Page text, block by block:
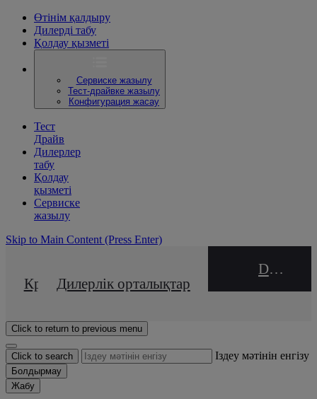
Өтінім қалдыру
Дилерді табу
Қолдау қызметі
Сервиске жазылу
Тест-драйвке жазылу
Конфигурация жасау
Тест
Драйв
Дилерлер
табу
Қолдау
қызметі
Сервиске
жазылу
Skip to Main Content (Press Enter)
Кредиттік калькулятор
Дилерлік орталықтар
DEALER NAME
Click to return to previous menu
Click to search Іздеу мәтінін енгізу
Болдырмау
Жабу